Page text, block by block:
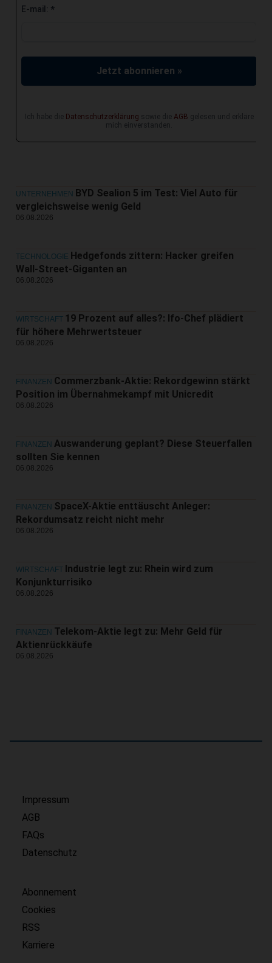
E-mail: *
Jetzt abonnieren »
Ich habe die Datenschutzerklärung sowie die AGB gelesen und erkläre
mich einverstanden.
UNTERNEHMEN
BYD Sealion 5 im Test: Viel Auto für
vergleichsweise wenig Geld
06.08.2026
TECHNOLOGIE Hedgefonds zittern: Hacker greifen
Wall-Street-Giganten an
06.08.2026
WIRTSCHAFT 19 Prozent auf alles?: Ifo-Chef plädiert
für höhere Mehrwertsteuer
06.08.2026
FINANZEN Commerzbank-Aktie: Rekordgewinn stärkt
Position im Übernahmekampf mit Unicredit
06.08.2026
FINANZEN Auswanderung geplant? Diese Steuerfallen
sollten Sie kennen
06.08.2026
FINANZEN SpaceX-Aktie enttäuscht Anleger:
Rekordumsatz reicht nicht mehr
06.08.2026
WIRTSCHAFT Industrie legt zu: Rhein wird zum
Konjunkturrisiko
06.08.2026
FINANZEN Telekom-Aktie legt zu: Mehr Geld für
Aktienrückkäufe
06.08.2026
Impressum
AGB
FAQs
Datenschutz
Abonnement
Cookies
RSS
Karriere